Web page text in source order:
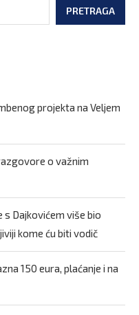
PRETRAGA
projekta na Veljem
o važnim
s Dajkovićem više bio
kome ću biti vodič
150 eura, plaćanje i na